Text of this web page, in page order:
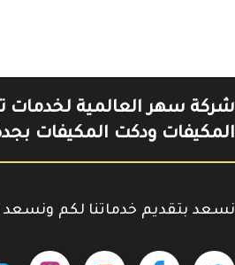
شركة سهر العالمية لخدمات
المكيفات ودكت المكيفات
نسعد بتقديم خدماتنا لكم